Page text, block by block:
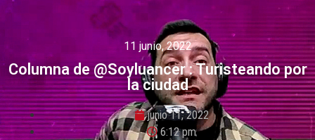
11 junio, 2022
Columna de @Soyluancer : Turisteando por
la ciudad
junio 11, 2022
6:12 pm